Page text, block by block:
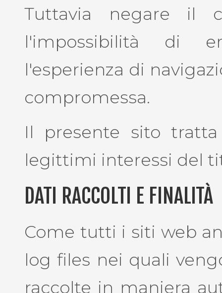
Tuttavia negare il
l'impossibilità di
l'esperienza di
compromessa.
Il presente sito
legittimi interessi del
DATI RACCOLTI E FINALITÀ
Come tutti i siti web
log files nei quali
raccolte in maniera